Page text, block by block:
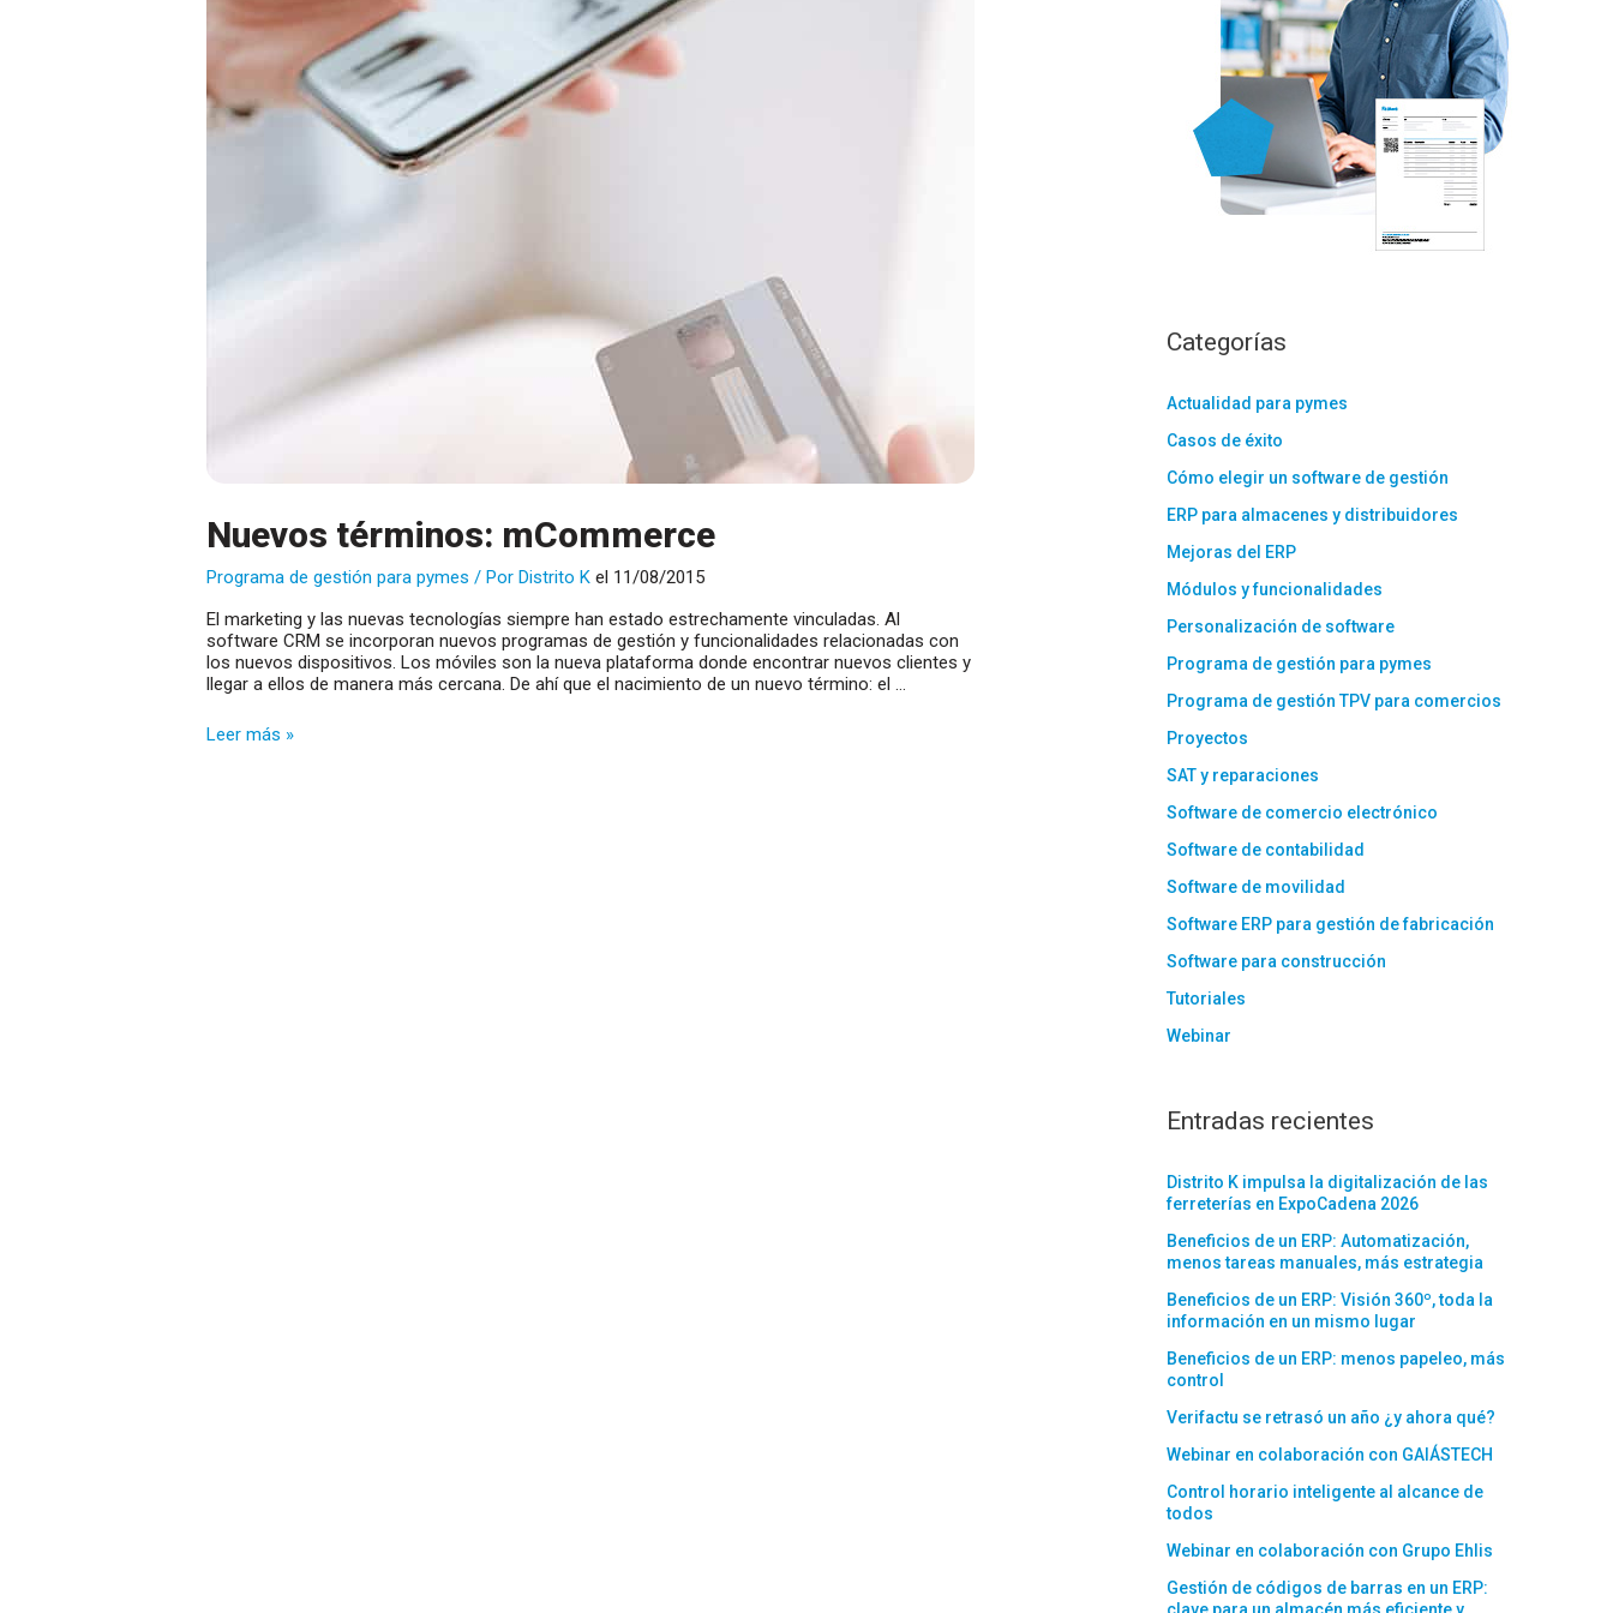
Nuevos términos: mCommerce
Programa de gestión para pymes / PorDistrito K el 11/08/2015
El marketing y las nuevas tecnologías siempre han estado estrechamente vinculadas. Al
software CRM se incorporan nuevos programas de gestión y funcionalidades relacionadas con
los nuevos dispositivos. Los móviles son la nueva plataforma donde encontrar nuevos clientes y
llegar a ellos de manera más cercana. De ahí que el nacimiento de un nuevo término: el …
Nuevos
Leer más »
Categorías
Actualidad para pymes
Casos de éxito
Cómo elegir un software de gestión
ERP para almacenes y distribuidores
Mejoras del ERP
Módulos y funcionalidades
Personalización de software
Programa de gestión para pymes
Programa de gestión TPV para comercios
Proyectos
SAT y reparaciones
Software de comercio electrónico
Software de contabilidad
Software de movilidad
Software ERP para gestión de fabricación
Software para construcción
Tutoriales
Webinar
Entradas recientes
Distrito K impulsa la digitalización de las
ferreterías en ExpoCadena 2026
Beneficios de un ERP: Automatización,
menos tareas manuales, más estrategia
Beneficios de un ERP: Visión 360º, toda la
información en un mismo lugar
Beneficios de un ERP: menos papeleo, más
control
Verifactu se retrasó un año ¿y ahora qué?
Webinar en colaboración con GAIÁSTECH
Control horario inteligente al alcance de
todos
Webinar en colaboración con Grupo Ehlis
Gestión de códigos de barras en un ERP: